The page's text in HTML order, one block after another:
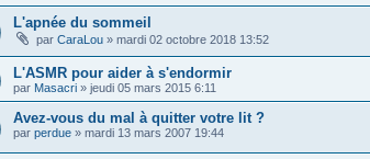
L'apnée du sommeil
par CaraLou » mardi 02 octobre 2018 13:52
L'ASMR pour aider à s'endormir
par Masacri » jeudi 05 mars 2015 6:11
Avez-vous du mal à quitter votre lit ?
par perdue » mardi 13 mars 2007 19:44